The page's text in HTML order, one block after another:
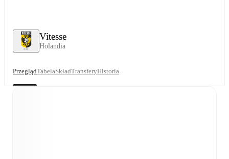
Vitesse
Holandia
PrzeglądTabelaSkładTransferyHistoria